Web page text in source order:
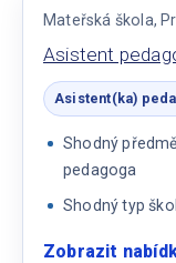
Mateřská škola,
Asistent
Asistent(ka)
Shodný
pedagoga
Shodný typ
Zobrazit